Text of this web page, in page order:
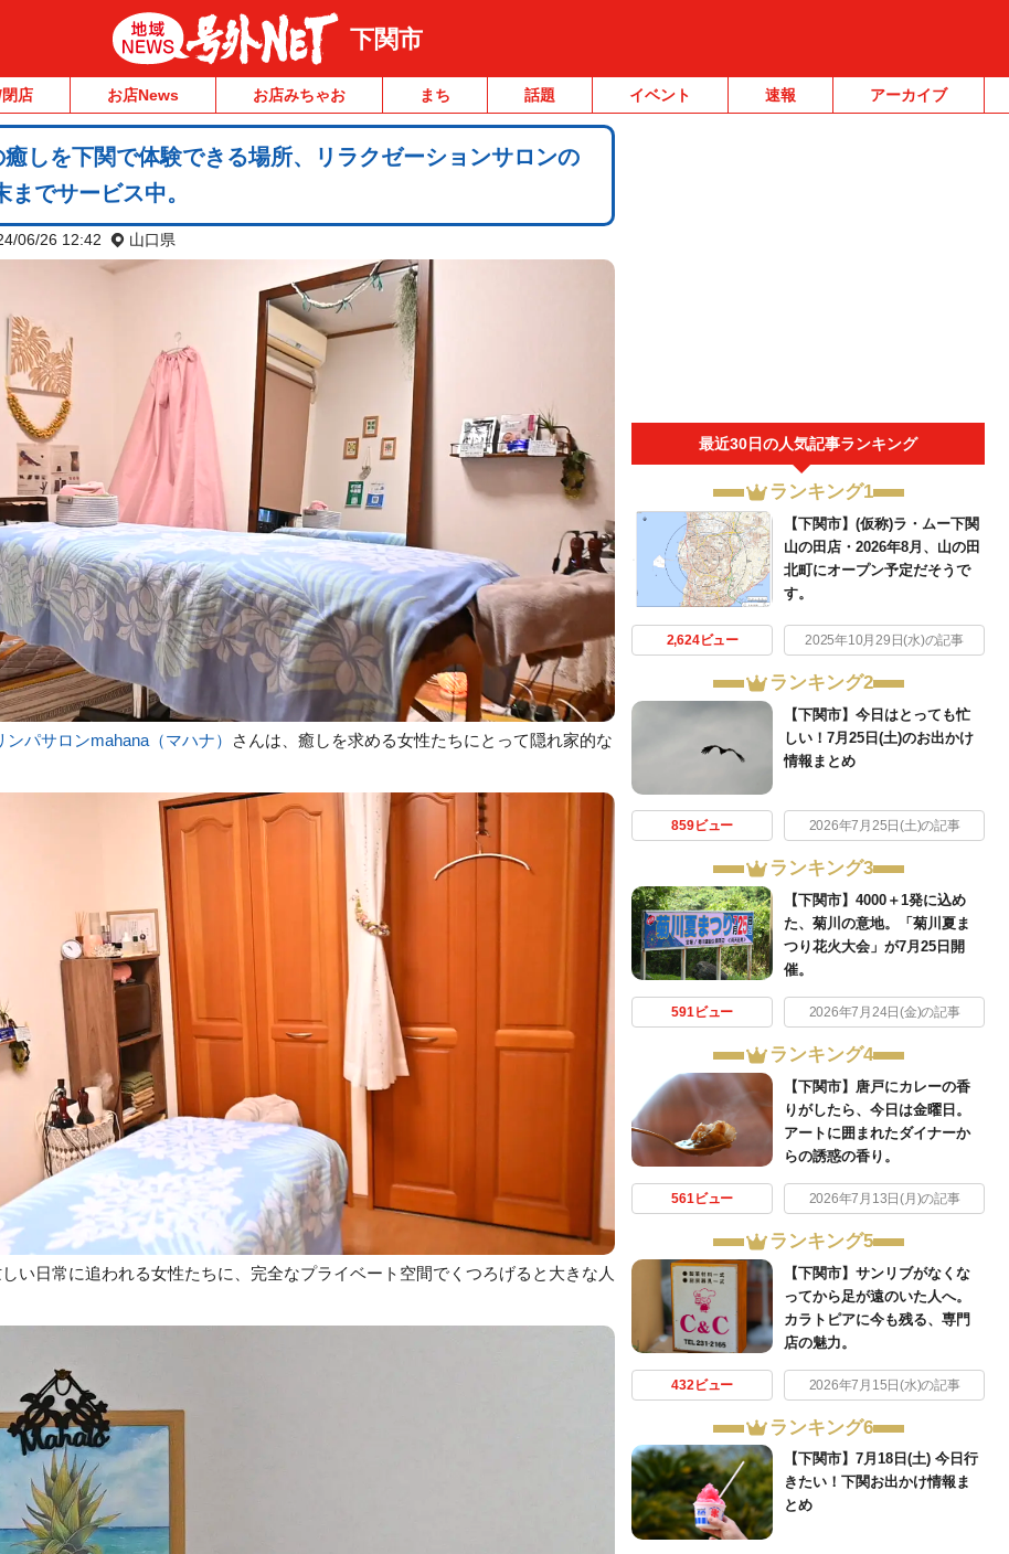
下関市
店 お店News お店みちゃお まち 話題 イベント 速報 アーカイブ
癒しを下関で体験できる場所、リラクゼーションサロンの
でサービス中。
06/26 12:42 山口県
ンパサロンmahana（マハナ）
さんは、癒しを求める女性たちにとって隠れ家的な
い日常に追われる女性たちに、完全なプライベート空間でくつろげると大きな人
最近30日の人気記事ランキング
ランキング1
【下関市】(仮称)ラ・ムー下関
山の田店・2026年8月、山の田
北町にオープン予定だそうで
す。
2,624ビュー 2025年10月29日(水)の記事
ランキング2
【下関市】今日はとっても忙
しい！7月25日(土)のお出かけ
情報まとめ
859ビュー 2026年7月25日(土)の記事
ランキング3
【下関市】4000＋1発に込め
た、菊川の意地。「菊川夏ま
つり花火大会」が7月25日開
催。
591ビュー 2026年7月24日(金)の記事
ランキング4
【下関市】唐戸にカレーの香
りがしたら、今日は金曜日。
アートに囲まれたダイナーか
らの誘惑の香り。
561ビュー 2026年7月13日(月)の記事
ランキング5
【下関市】サンリブがなくな
ってから足が遠のいた人へ。
カラトピアに今も残る、専門
店の魅力。
432ビュー 2026年7月15日(水)の記事
ランキング6
【下関市】7月18日(土) 今日行
きたい！下関お出かけ情報ま
とめ